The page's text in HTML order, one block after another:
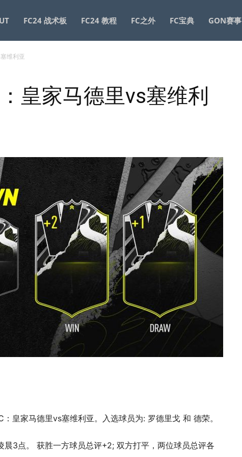
FC24 战术板 FC24 教程 FC之外 FC宝典 GON赛事
维利亚
皇家马德里vs塞维利
皇家马德里vs塞维利亚。入选球员为: 罗德里戈 和 德荣。
晨3点。 获胜一方球员总评+2; 双方打平，两位球员总评各